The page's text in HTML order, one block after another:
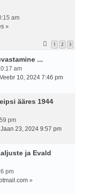
am
»
1 2 3
...
am
10, 2024 7:46 pm
ääres 1944
pm
23, 2024 9:57 pm
ja Evald
pm
»